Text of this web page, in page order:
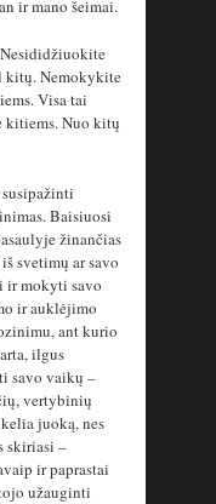
ir mano šeimai.
kitų. Nemokykite
Visa tai
kitiems. Nuo kitų
Baisiuosi
žinančias
svetimų ar savo
ir mokyti savo
ir auklėjimo
ant kurio
ilgus
savo vaikų –
vertybinių
juoką, nes
skiriasi –
ir paprastai
užauginti